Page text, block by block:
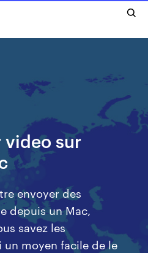
video sur
envoyer des
depuis un Mac,
savez les
un moyen facile de le